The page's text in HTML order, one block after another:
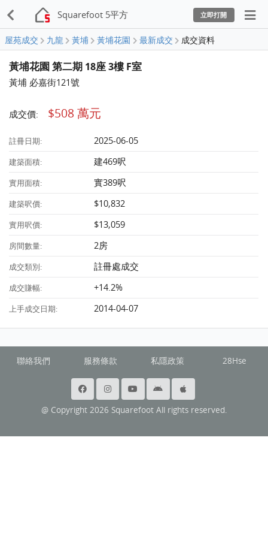
Squarefoot 5平方 立即打開
屋苑成交 九龍 黃埔 黃埔花園 最新成交 成交資料
黃埔花園 第二期 18座 3樓 F室
黃埔 必嘉街121號
成交價: $508 萬元
註冊日期: 2025-06-05
建築面積: 建469呎
實用面積: 實389呎
建築呎價: $10,832
實用呎價: $13,059
房間數量: 2房
成交類別: 註冊處成交
成交賺幅: +14.2%
上手成交日期: 2014-04-07
聯絡我們 服務條款 私隱政策 28Hse
@ Copyright 2026 Squarefoot All rights reserved.